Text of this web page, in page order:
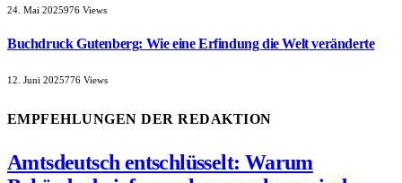
24. Mai 2025976 Views
Buchdruck Gutenberg: Wie eine Erfindung die Welt veränderte
12. Juni 2025776 Views
EMPFEHLUNGEN DER REDAKTION
Amtsdeutsch entschlüsselt: Warum